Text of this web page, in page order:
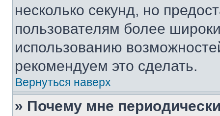
несколько секунд, но
пользователям более
использованию
рекомендуем это сделать.
Вернуться наверх
» Почему мне